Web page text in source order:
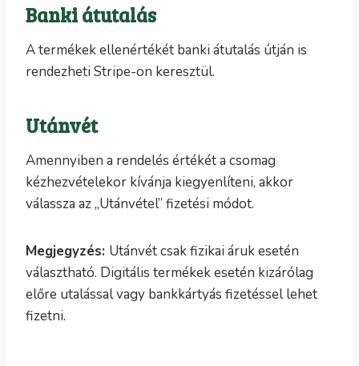
Banki átutalás
A termékek ellenértékét banki átutalás útján is
rendezheti Stripe-on keresztül.
Utánvét
Amennyiben a rendelés értékét a csomag
kézhezvételekor kívánja kiegyenlíteni, akkor
válassza az „Utánvétel” fizetési módot.
Megjegyzés: Utánvét csak fizikai áruk esetén
választható. Digitális termékek esetén kizárólag
előre utalással vagy bankkártyás fizetéssel lehet
fizetni.